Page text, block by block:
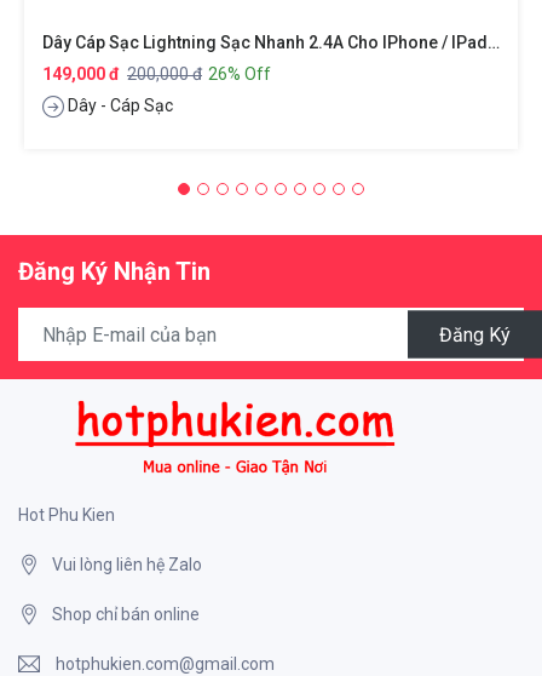
Dây Cáp Sạc Lightning Sạc Nhanh 2.4A Cho IPhone / IPad / Cho Airpods Hiệu Baseus Legend Series Elbow Thiết Kế Chuyên Dùng Cho Game Thủ Trang Bị Công Nghệ SR, Truyền Tải Dữ Liệu 480Mbps, Chip Sạc Thông Minh (giao Màu Ngẫu Nhiên)
149,000 đ 200,000 đ 26% Off
Dây - Cáp Sạc
Đăng Ký Nhận Tin
Đăng Ký
Hot Phu Kien
Vui lòng liên hệ Zalo
Shop chỉ bán online
hotphukien.com@gmail.com